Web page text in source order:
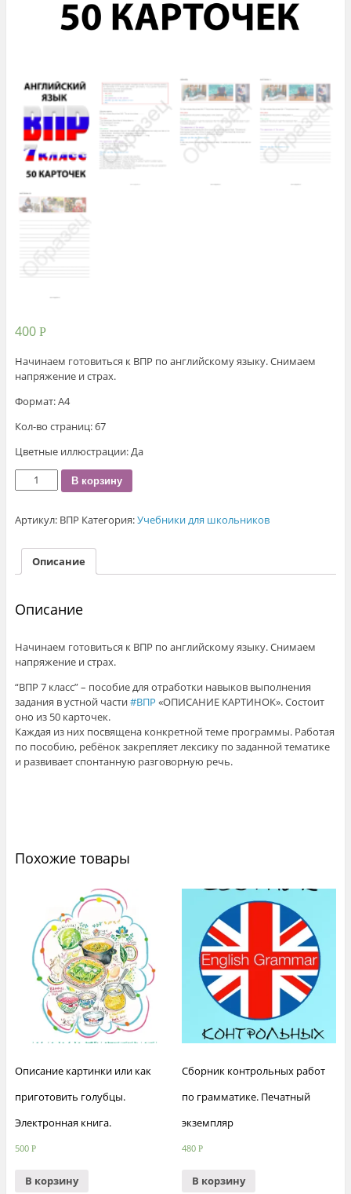
400 Р
Начинаем готовиться к ВПР по английскому языку. Снимаем
напряжение и страх.
Формат: А4
Кол-во страниц: 67
Цветные иллюстрации: Да
Количество
ВПР
класс
язык.
Печатный
В корзину
Артикул: ВПР Категория:Учебники для школьников
Описание
Описание
Начинаем готовиться к ВПР по английскому языку. Снимаем
напряжение и страх.
“ВПР 7 класс” – пособие для отработки навыков выполнения
задания в устной части#ВПР «ОПИСАНИЕ КАРТИНОК». Состоит
оно из 50 карточек.
Каждая из них посвящена конкретной теме программы. Работая
по пособию, ребёнок закрепляет лексику по заданной тематике
и развивает спонтанную разговорную речь.
Похожие товары
Описание картинки или как
приготовить голубцы.
Электронная книга.
500 Р
В корзину
Сборник контрольных работ
по грамматике. Печатный
экземпляр
480Р
В корзину